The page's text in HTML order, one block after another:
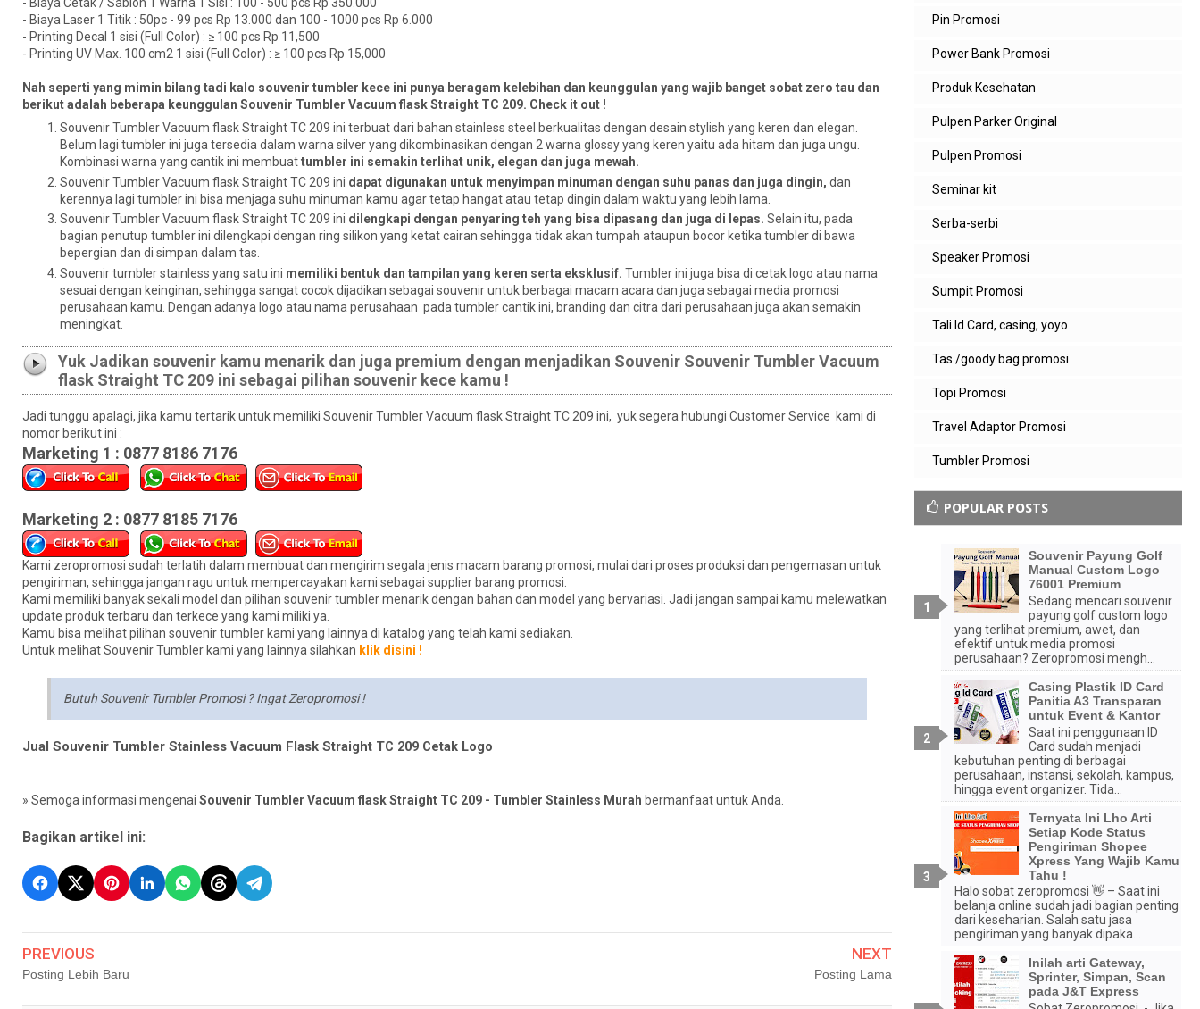
- Biaya Laser 1 Titik : 50pc - 99 pcs Rp 13.000 dan 100 - 1000 pcs Rp 6.000
- Printing Decal 1 sisi (Full Color) : ≥ 100 pcs Rp 11,500
- Printing UV Max. 100 cm2 1 sisi (Full Color) : ≥ 100 pcs Rp 15,000
Nah seperti yang mimin bilang tadi kalo souvenir tumbler kece ini punya beragam kelebihan dan keunggulan yang wajib banget sobat zero tau dan
berikut adalah beberapa keunggulan Souvenir Tumbler Vacuum flask Straight TC 209. Check it out !
Souvenir Tumbler Vacuum flask Straight TC 209 ini terbuat dari bahan stainless steel berkualitas dengan desain stylish yang keren dan elegan.
Belum lagi tumbler ini juga tersedia dalam warna silver yang dikombinasikan dengan 2 warna glossy yang keren yaitu ada hitam dan juga ungu.
Kombinasi warna yang cantik ini membuattumbler ini semakin terlihat unik, elegan dan juga mewah.
Souvenir Tumbler Vacuum flask Straight TC 209 ini dapat digunakan untuk menyimpan minuman dengan suhu panas dan juga dingin, dan
kerennya lagi tumbler ini bisa menjaga suhu minuman kamu agar tetap hangat atau tetap dingin dalam waktu yang lebih lama.
Souvenir Tumbler Vacuum flask Straight TC 209 ini dilengkapi dengan penyaring teh yang bisa dipasang dan juga di lepas. Selain itu, pada
bagian penutup tumbler ini dilengkapi dengan ring silikon yang ketat cairan sehingga tidak akan tumpah ataupun bocor ketika tumbler di bawa
bepergian dan di simpan dalam tas.
Souvenir tumbler stainless yang satu ini memiliki bentuk dan tampilan yang keren serta eksklusif. Tumbler ini juga bisa di cetak logo atau nama
sesuai dengan keinginan, sehingga sangat cocok dijadikan sebagai souvenir untuk berbagai macam acara dan juga sebagai media promosi
perusahaan kamu. Dengan adanya logo atau nama perusahaan pada tumbler cantik ini, branding dan citra dari perusahaan juga akan semakin
meningkat.
Yuk Jadikan souvenir kamu menarik dan juga premium dengan menjadikan Souvenir Souvenir Tumbler Vacuum
flask Straight TC 209 ini sebagai pilihan souvenir kece kamu !
Jadi tunggu apalagi, jika kamu tertarik untuk memiliki Souvenir Tumbler Vacuum flask Straight TC 209 ini, yuk segera hubungi Customer Service kami di
nomor berikut ini :
Marketing 1 : 0877 8186 7176
Marketing 2 : 0877 8185 7176
Kami zeropromosi sudah terlatih dalam membuat dan mengirim segala jenis macam barang promosi, mulai dari proses produksi dan pengemasan untuk
pengiriman, sehingga jangan ragu untuk mempercayakan kami sebagai supplier barang promosi.
Kami memiliki banyak sekali model dan pilihan souvenir tumbler menarik dengan bahan dan model yang bervariasi. Jadi jangan sampai kamu melewatkan
update produk terbaru dan terkece yang kami miliki ya.
Kamu bisa melihat pilihan souvenir tumbler kami yang lainnya di katalog yang telah kami sediakan.
Untuk melihat Souvenir Tumbler kami yang lainnya silahkan klik disini !
Butuh Souvenir Tumbler Promosi ? Ingat Zeropromosi !
Jual Souvenir Tumbler Stainless Vacuum Flask Straight TC 209 Cetak Logo
» Semoga informasi mengenai Souvenir Tumbler Vacuum flask Straight TC 209 - Tumbler Stainless Murah bermanfaat untuk Anda.
Bagikan artikel ini:
PREVIOUS
Posting Lebih Baru
NEXT
Posting Lama
Pin Promosi
Power Bank Promosi
Produk Kesehatan
Pulpen Parker Original
Pulpen Promosi
Seminar kit
Serba-serbi
Speaker Promosi
Sumpit Promosi
Tali Id Card, casing, yoyo
Tas /goody bag promosi
Topi Promosi
Travel Adaptor Promosi
Tumbler Promosi
POPULAR POSTS
Souvenir Payung Golf
Manual Custom Logo
76001 Premium
Sedang mencari souvenir
payung golf custom logo
yang terlihat premium, awet, dan
efektif untuk media promosi
perusahaan? Zeropromosi mengh...
Casing Plastik ID Card
Panitia A3 Transparan
untuk Event & Kantor
Saat ini penggunaan ID
Card sudah menjadi
kebutuhan penting di berbagai
perusahaan, instansi, sekolah, kampus,
hingga event organizer. Tida...
Ternyata Ini Lho Arti
Setiap Kode Status
Pengiriman Shopee
Xpress Yang Wajib Kamu
Tahu !
Halo sobat zeropromosi 👋 – Saat ini
belanja online sudah jadi bagian penting
dari keseharian. Salah satu jasa
pengiriman yang banyak dipaka...
Inilah arti Gateway,
Sprinter, Simpan, Scan
pada J&T Express